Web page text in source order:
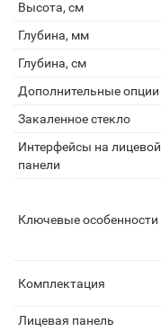
Высота, см
Глубина, мм
Глубина, см
Дополнительные опции
Закаленное стекло
Интерфейсы на лицевой
панели
Ключевые особенности
Комплектация
Лицевая панель